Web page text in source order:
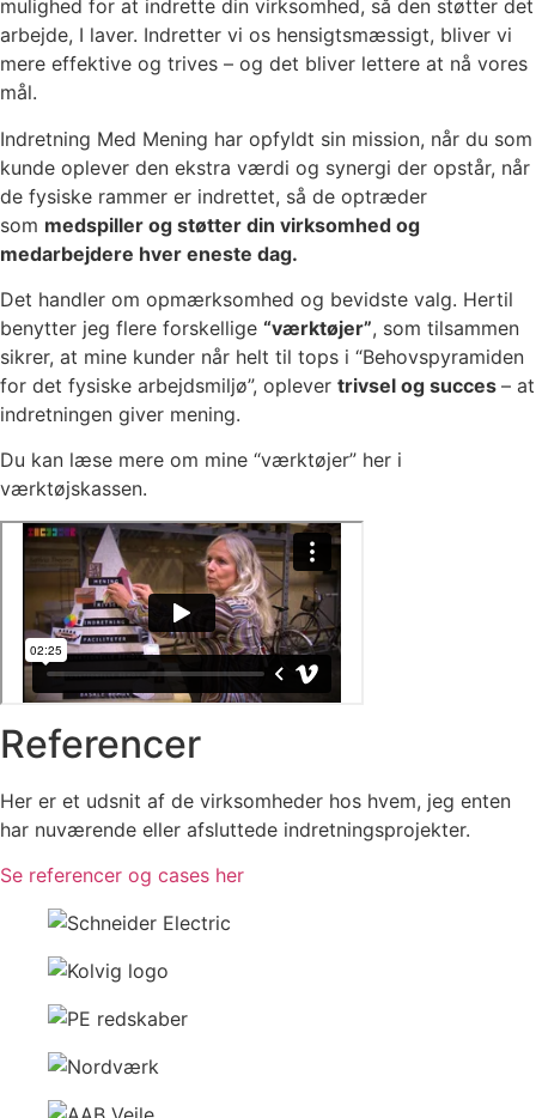
mulighed for at indrette din virksomhed, så den støtter det
arbejde, I laver. Indretter vi os hensigtsmæssigt, bliver vi
mere effektive og trives – og det bliver lettere at nå vores
mål.
Indretning Med Mening har opfyldt sin mission, når du som
kunde oplever den ekstra værdi og synergi der opstår, når
de fysiske rammer er indrettet, så de optræder
som medspiller og støtter din virksomhed og
medarbejdere hver eneste dag.
Det handler om opmærksomhed og bevidste valg. Hertil
benytter jeg flere forskellige “værktøjer”, som tilsammen
sikrer, at mine kunder når helt til tops i “Behovspyramiden
for det fysiske arbejdsmiljø”, oplever trivsel og succes – at
indretningen giver mening.
Du kan læse mere om mine “værktøjer” her i
værktøjskassen.
Referencer
Her er et udsnit af de virksomheder hos hvem, jeg enten
har nuværende eller afsluttede indretningsprojekter.
Se referencer og cases her